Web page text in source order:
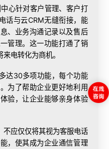
心针对客户管理、客户打
话与云CRM无缝衔接，能
、业务沟通记录以及售后
管理。这一功能打通了销
电转化为商机。
达30多项功能，每个功能
为了帮助企业更好地利用
验，让企业能够亲身体验
不应仅仅将其视为客服电话
，使其成为企业通信管理